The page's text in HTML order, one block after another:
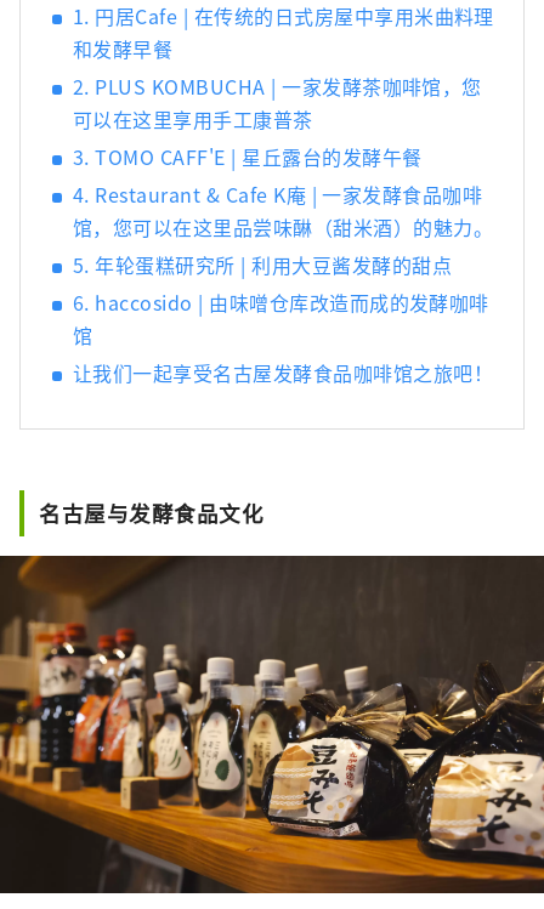
环绕，风景秀丽，自古以来，清酒、醋、味
噌、酱油等酿造业便蓬勃发展。西川是德川家
特的发酵调味料而闻名。
1. 円居Cafe | 在传统的日式房屋中享用米曲料理
和发酵早餐
2. PLUS KOMBUCHA | 一家发酵茶咖啡馆，您
可以在这里享用手工康普茶
3. TOMO CAFF'E | 星丘露台的发酵午餐
4. Restaurant & Cafe K庵 | 一家发酵食品咖啡
馆，您可以在这里品尝味醂（甜米酒）的魅力。
5. 年轮蛋糕研究所 | 利用大豆酱发酵的甜点
6. haccosido | 由味噌仓库改造而成的发酵咖啡
馆
让我们一起享受名古屋发酵食品咖啡馆之旅吧！
名古屋与发酵食品文化